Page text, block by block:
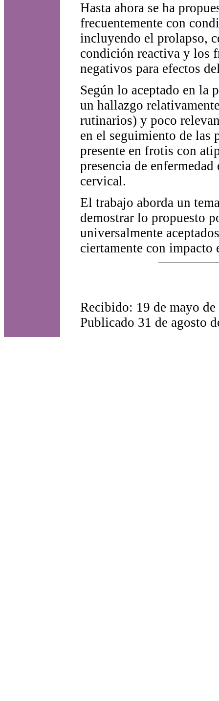
Hasta ahora se ha
frecuentemente con
incluyendo el prolapso,
condición reactiva y los
negativos para efectos
Según lo aceptado en la
un hallazgo
rutinarios) y poco
en el seguimiento de las
presente en frotis con
presencia de
cervical.
El trabajo aborda un
demostrar lo propuesto
universalmente
ciertamente con impacto
Recibido: 19 de mayo
Publicado 31 de agosto